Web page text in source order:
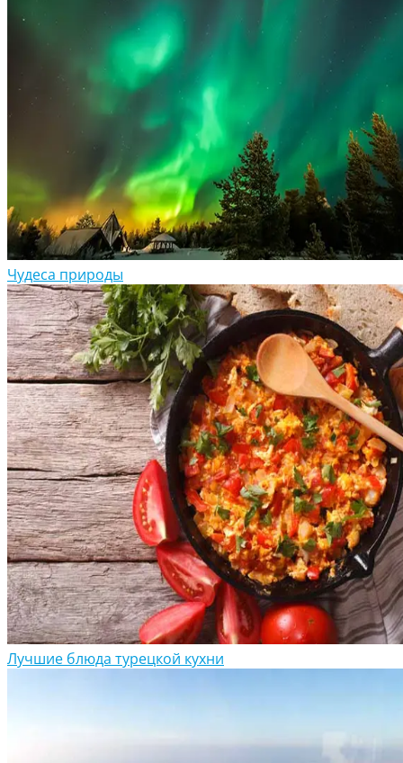
Чудеса природы
Лучшие блюда турецкой кухни